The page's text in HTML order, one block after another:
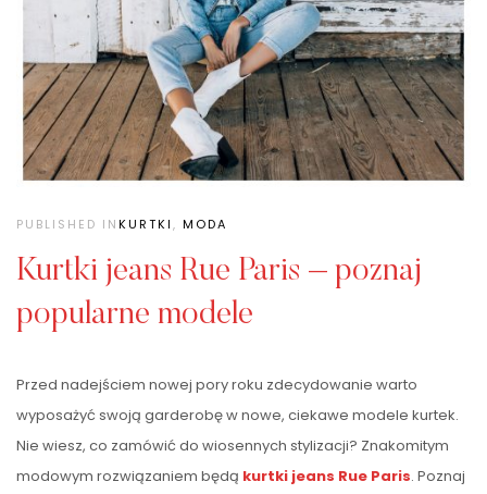
PUBLISHED INKURTKI, MODA
Kurtki jeans Rue Paris – poznaj
popularne modele
Przed nadejściem nowej pory roku zdecydowanie warto
wyposażyć swoją garderobę w nowe, ciekawe modele kurtek.
Nie wiesz, co zamówić do wiosennych stylizacji? Znakomitym
modowym rozwiązaniem będą kurtki jeans Rue Paris. Poznaj